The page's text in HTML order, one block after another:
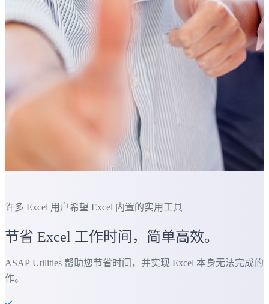
许多 Excel 用户希望 Excel 内置的实用工具
节省 Excel 工作时间，简单高效。
ASAP Utilities 帮助您节省时间，并实现 Excel 本身无法完成的
作。